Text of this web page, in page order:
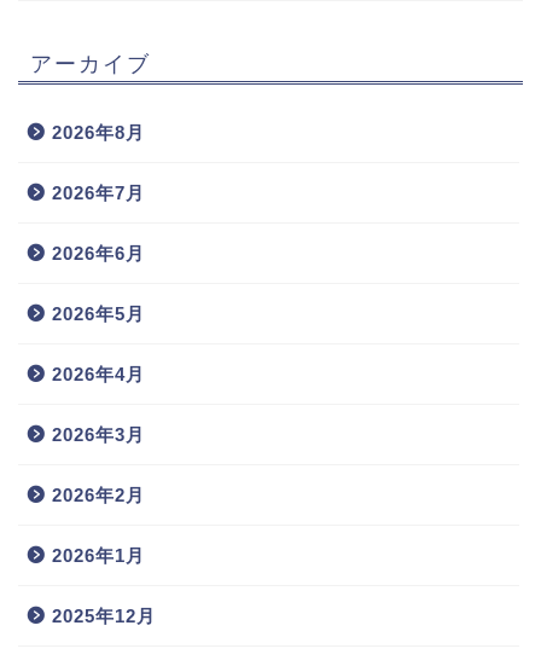
アーカイブ
2026年8月
2026年7月
2026年6月
2026年5月
2026年4月
2026年3月
2026年2月
2026年1月
2025年12月